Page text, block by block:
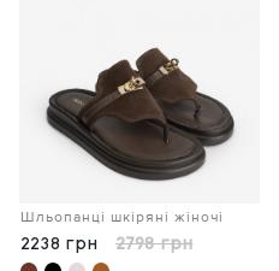
Шльопанці шкіряні жіночі
2238 грн 2798 грн